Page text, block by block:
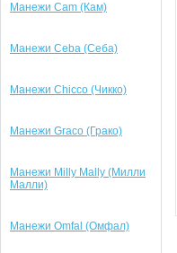
Манежи Cam (Кам)
Манежи Ceba (Cеба)
Манежи Chicco (Чикко)
Манежи Graco (Грако)
Манежи Milly Mally (Милли
Малли)
Манежи Omfal (Омфал)